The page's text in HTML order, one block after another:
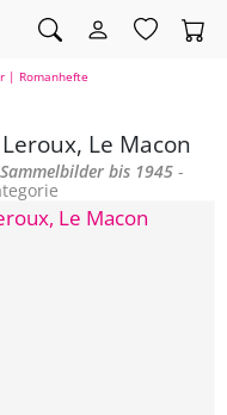
| Romanhefte
Le Macon
Sammelbilder bis 1945 -